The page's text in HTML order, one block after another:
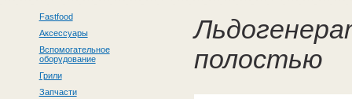
Fastfood
Аксессуары
Вспомогательное
оборудование
Грили
Запчасти
полостью